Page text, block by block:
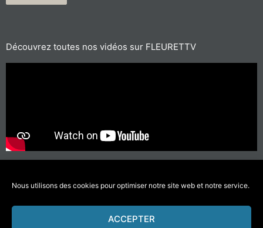
Nous utilisons des cookies pour optimiser notre site web et notre service.
ACCEPTER
Découvrez toutes nos vidéos sur FLEURETTV
#SeDéplacerMoinsPolluer